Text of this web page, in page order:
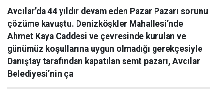
Avcılar’da 44 yıldır devam eden Pazar Pazarı sorunu
çözüme kavuştu. Denizköşkler Mahallesi’nde
Ahmet Kaya Caddesi ve çevresinde kurulan ve
günümüz koşullarına uygun olmadığı gerekçesiyle
Danıştay tarafından kapatılan semt pazarı, Avcılar
Belediyesi’nin ça